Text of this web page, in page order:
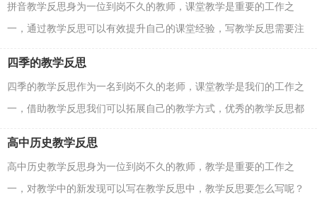
拼音教学反思身为一位到岗不久的教师，课堂教学是重要的工作之
一，通过教学反思可以有效提升自己的课堂经验，写教学反思需要注
四季的教学反思
四季的教学反思作为一名到岗不久的老师，课堂教学是我们的工作之
一，借助教学反思我们可以拓展自己的教学方式，优秀的教学反思都
高中历史教学反思
高中历史教学反思身为一位到岗不久的教师，教学是重要的工作之
一，对教学中的新发现可以写在教学反思中，教学反思要怎么写呢？